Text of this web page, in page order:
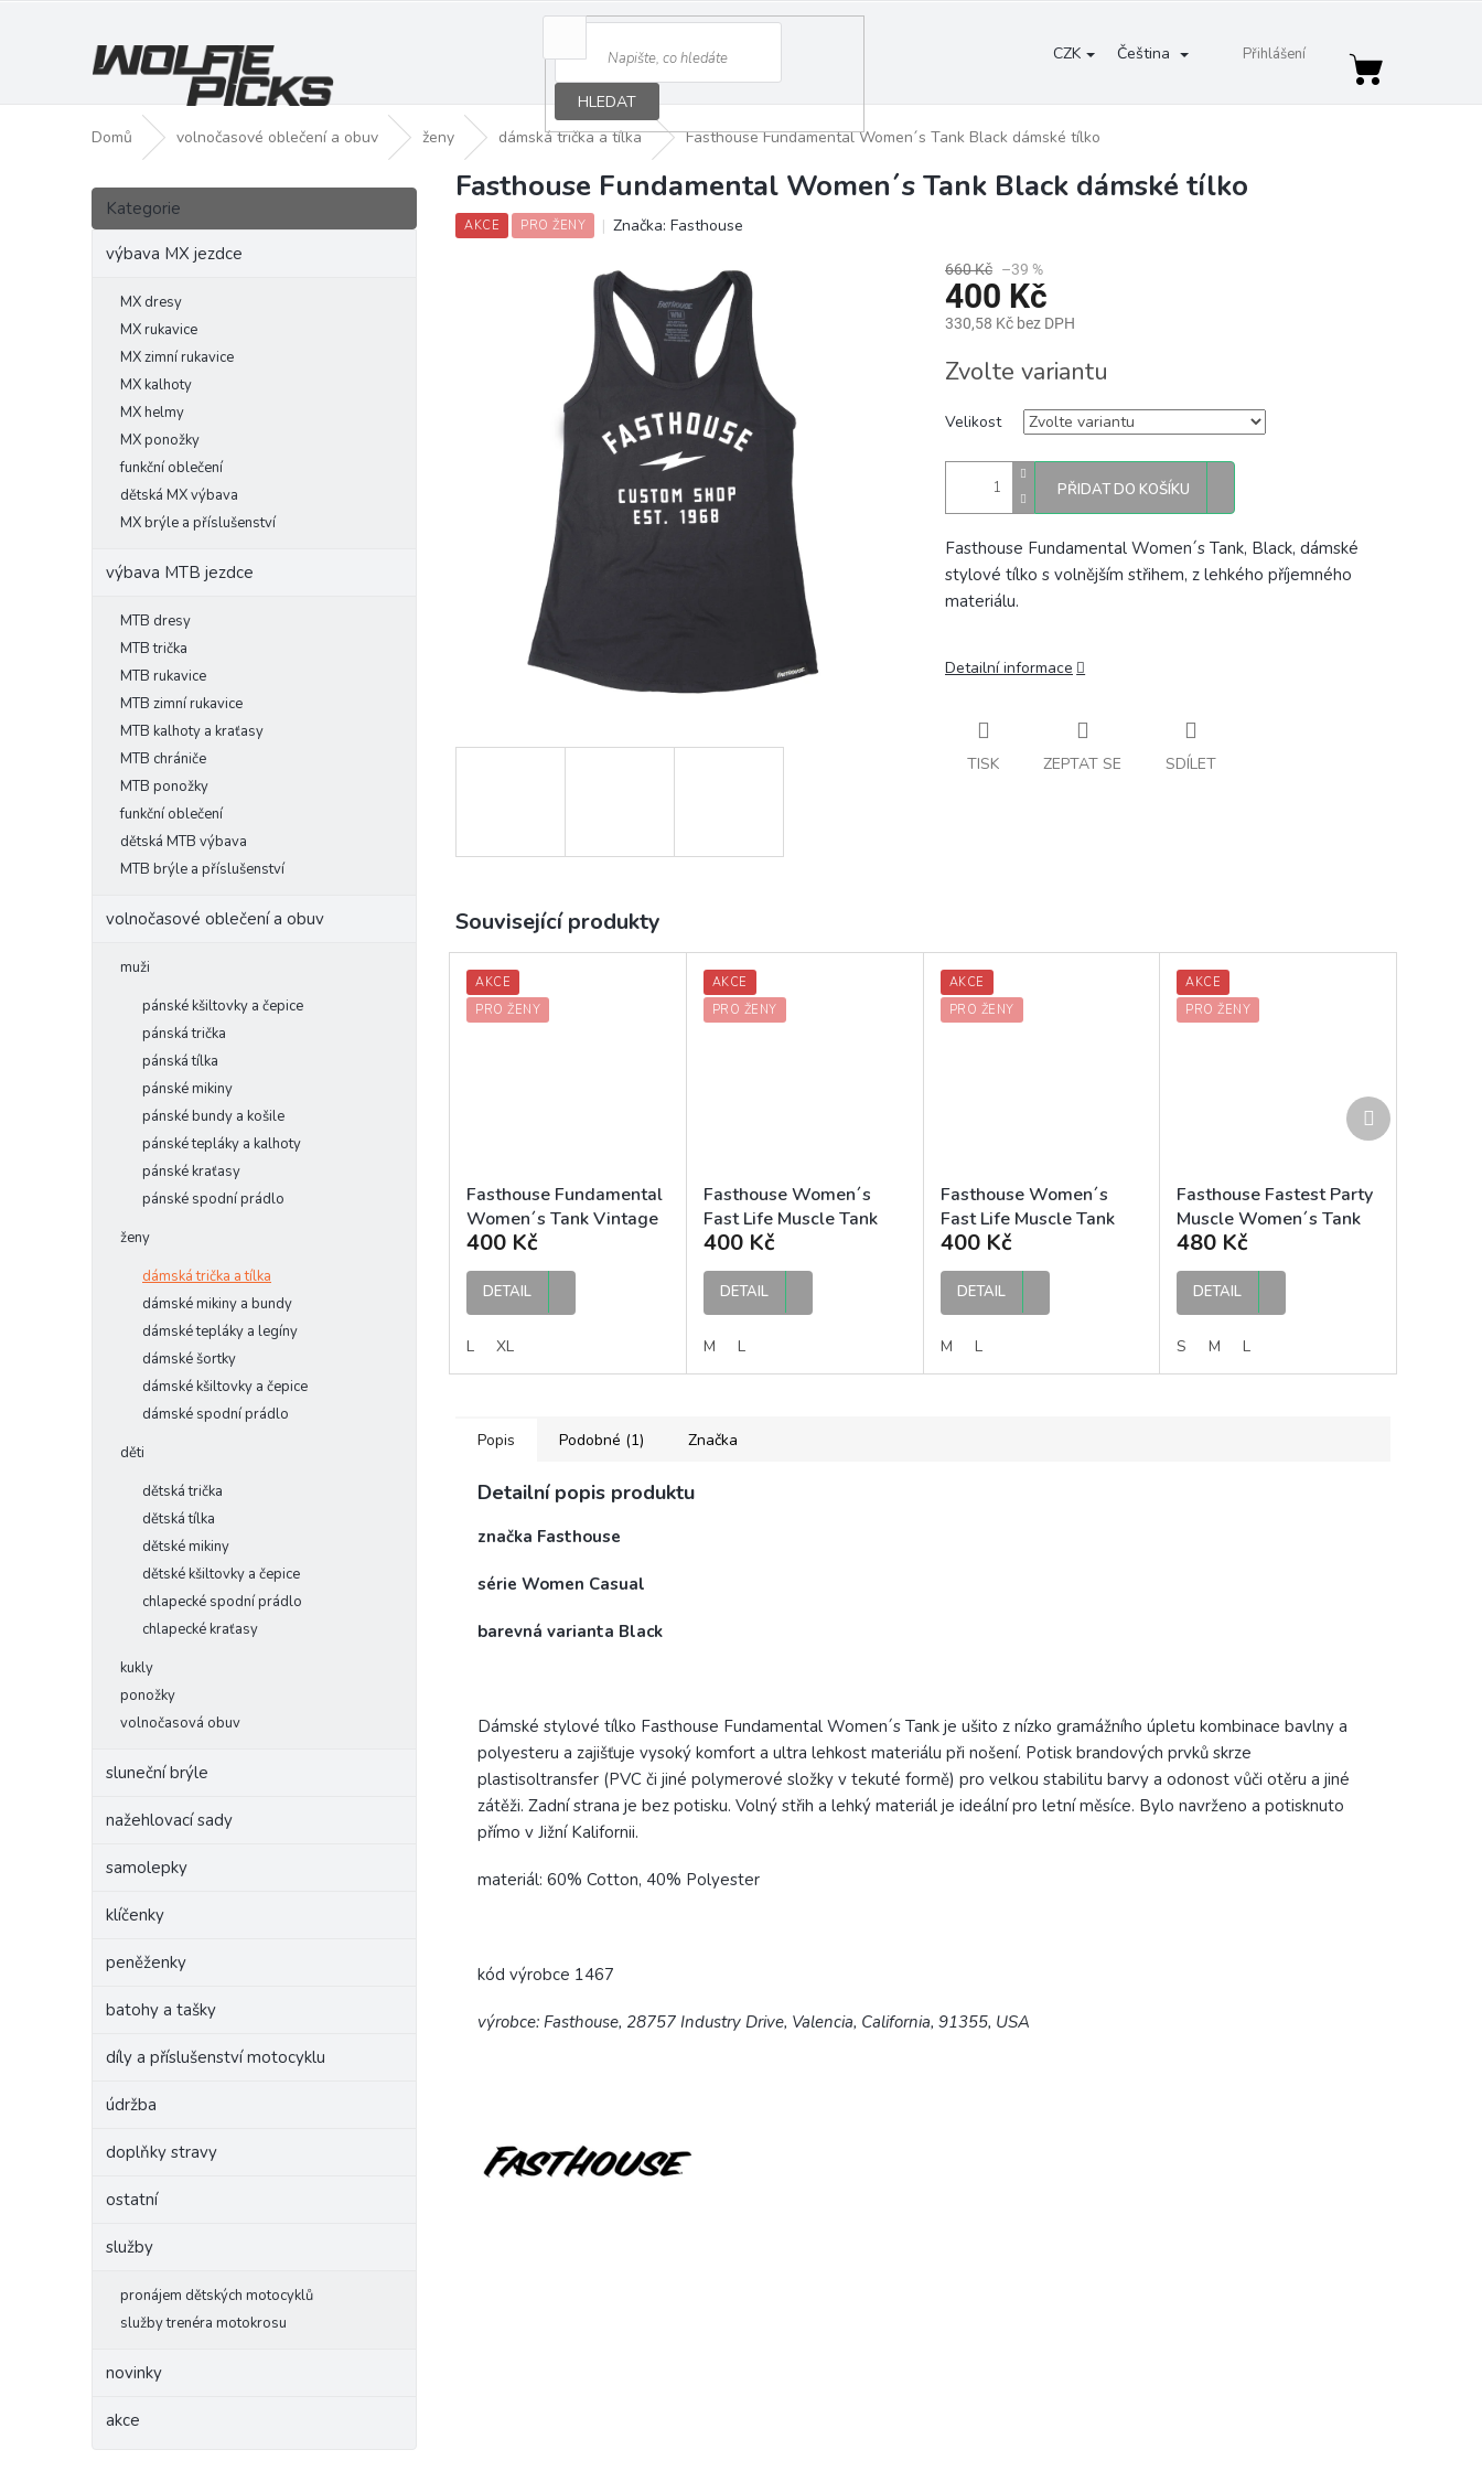
CZK Čeština Přihlášení
HLEDAT
Nákupní
Domů volnočasové oblečení a obuv ženy dámská trička a tílka Fasthouse Fundamental Women´s Tank Black dámské tílko
P
s
Přeskočit
kategorie
Kategorie
výbava MX jezdce
MX dresy
MX rukavice
MX zimní rukavice
MX kalhoty
MX helmy
MX ponožky
funkční oblečení
dětská MX výbava
MX brýle a příslušenství
výbava MTB jezdce
MTB dresy
MTB trička
MTB rukavice
MTB zimní rukavice
MTB kalhoty a kraťasy
MTB chrániče
MTB ponožky
funkční oblečení
dětská MTB výbava
MTB brýle a příslušenství
volnočasové oblečení a obuv
muži
pánské kšiltovky a čepice
pánská trička
pánská tílka
pánské mikiny
pánské bundy a košile
pánské tepláky a kalhoty
pánské kraťasy
pánské spodní prádlo
ženy
dámská trička a tílka
dámské mikiny a bundy
dámské tepláky a legíny
dámské šortky
dámské kšiltovky a čepice
dámské spodní prádlo
děti
dětská trička
dětská tílka
dětské mikiny
dětské kšiltovky a čepice
chlapecké spodní prádlo
chlapecké kraťasy
kukly
ponožky
volnočasová obuv
sluneční brýle
nažehlovací sady
samolepky
klíčenky
peněženky
batohy a tašky
díly a příslušenství motocyklu
údržba
doplňky stravy
ostatní
služby
pronájem dětských motocyklů
služby trenéra motokrosu
novinky
akce
Fasthouse Fundamental Women´s Tank Black dámské tílko
AKCE PRO ŽENY Značka: Fasthouse
660 Kč –39 %
400 Kč
330,58 Kč bez DPH
cena:
Zvolte variantu
Velikost
PŘIDAT DO KOŠÍKU
Fasthouse Fundamental Women´s Tank, Black, dámské
stylové tílko s volnějším střihem, z lehkého příjemného
materiálu.
Detailní informace
TISK ZEPTAT SE SDÍLET
Související produkty
AKCE
PRO ŽENY
Fasthouse Fundamental
Women´s Tank Vintage
Gold dámské tílko
400 Kč
DETAIL
L XL
AKCE
PRO ŽENY
Fasthouse Women´s
Fast Life Muscle Tank
Black dámské tílko
400 Kč
DETAIL
M L
AKCE
PRO ŽENY
Fasthouse Women´s
Fast Life Muscle Tank
White dámské tílko
400 Kč
DETAIL
M L
AKCE
PRO ŽENY
Fasthouse Fastest Party
Muscle Women´s Tank
Navy dámské tílko
480 Kč
DETAIL
S M L
Další
produkt
Popis Podobné (1) Značka
Detailní popis produktu
značka Fasthouse
série Women Casual
barevná varianta Black
Dámské stylové tílko Fasthouse Fundamental Women´s Tank je ušito z nízko gramážního úpletu kombinace bavlny a
polyesteru a zajišťuje vysoký komfort a ultra lehkost materiálu při nošení. Potisk brandových prvků skrze
plastisoltransfer (PVC či jiné polymerové složky v tekuté formě) pro velkou stabilitu barvy a odonost vůči otěru a jiné
zátěži. Zadní strana je bez potisku. Volný střih a lehký materiál je ideální pro letní měsíce. Bylo navrženo a potisknuto
přímo v Jižní Kalifornii.
materiál: 60% Cotton, 40% Polyester
kód výrobce 1467
výrobce: Fasthouse, 28757 Industry Drive, Valencia, California, 91355, USA